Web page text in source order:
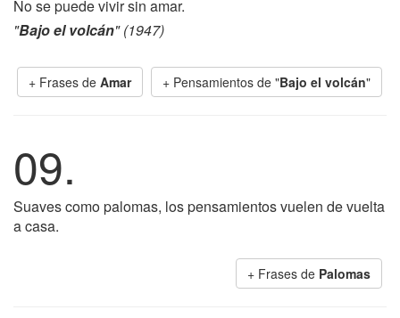
No se puede vivir sin amar.
"Bajo el volcán" (1947)
+ Frases de Amar + Pensamientos de "Bajo el volcán"
09.
Suaves como palomas, los pensamientos vuelen de vuelta
a casa.
+ Frases de Palomas